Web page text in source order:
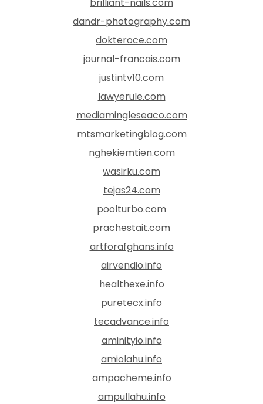
dandr-photography.com
dokteroce.com
journal-francais.com
justintv10.com
lawyerule.com
mediamingleseaco.com
mtsmarketingblog.com
nghekiemtien.com
wasirku.com
tejas24.com
poolturbo.com
prachestait.com
artforafghans.info
airvendio.info
healthexe.info
puretecx.info
tecadvance.info
aminityio.info
amiolahu.info
ampacheme.info
ampullahu.info